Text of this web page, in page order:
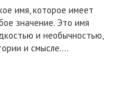
имя, которое имеет
значение. Это имя
и необычностью,
и смысле….